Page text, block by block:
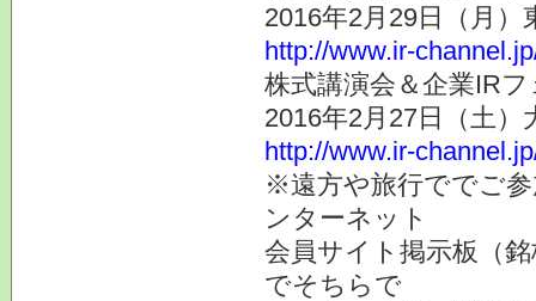
2016年2月29日（月
http://www.ir-
株式講演会＆企業IR
2016年2月27日（土
http://www.ir-
※遠方や旅行ででご
ンターネット
会員サイト掲示板（
でそちらで